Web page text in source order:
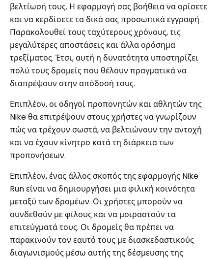
βελτίωσή τους. Η εφαρμογή σας βοήθεια να ορίσετε
και να κερδίσετε τα δικά σας προσωπικά εγγραφή .
Παρακολουθεί τους ταχύτερους χρόνους, τις
μεγαλύτερες αποστάσεις και άλλα ορόσημα
τρεξίματος. Έτσι, αυτή η δυνατότητα υποστηρίζει
πολύ τους δρομείς που θέλουν πραγματικά να
διαπρέψουν στην απόδοσή τους.
Επιπλέον, οι οδηγοί προπονητών και αθλητών της
Nike θα επιτρέψουν στους χρήστες να γνωρίζουν
πώς να τρέχουν σωστά, να βελτιώνουν την αντοχή
και να έχουν κίνητρο κατά τη διάρκεια των
προπονήσεων.
Επιπλέον, ένας άλλος σκοπός της εφαρμογής Nike
Run είναι να δημιουργήσει μια φιλική κοινότητα
μεταξύ των δρομέων. Οι χρήστες μπορούν να
συνδεθούν με φίλους και να μοιραστούν τα
επιτεύγματά τους. Οι δρομείς θα πρέπει να
παρακινούν τον εαυτό τους με διασκεδαστικούς
διαγωνισμούς μέσω αυτής της δέσμευσης της